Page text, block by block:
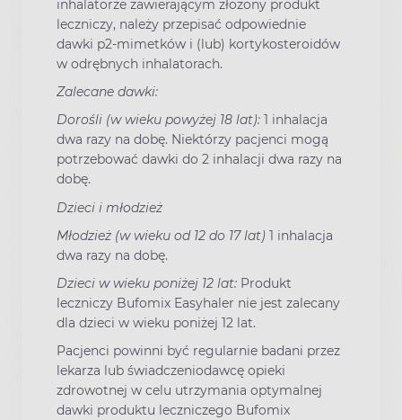
inhalatorze zawierającym złożony produkt
leczniczy, należy przepisać odpowiednie
dawki p2-mimetków i (lub) kortykosteroidów
w odrębnych inhalatorach.
Zalecane dawki:
Dorośli (w wieku powyżej 18 lat): 1 inhalacja
dwa razy na dobę. Niektórzy pacjenci mogą
potrzebować dawki do 2 inhalacji dwa razy na
dobę.
Dzieci i młodzież
Młodzież (w wieku od 12 do 17 lat) 1 inhalacja
dwa razy na dobę.
Dzieci w wieku poniżej 12 lat: Produkt
leczniczy Bufomix Easyhaler nie jest zalecany
dla dzieci w wieku poniżej 12 lat.
Pacjenci powinni być regularnie badani przez
lekarza lub świadczeniodawcę opieki
zdrowotnej w celu utrzymania optymalnej
dawki produktu leczniczego Bufomix